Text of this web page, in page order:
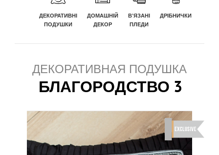
ДЕКОРАТИВНІ
ПОДУШКИ
ДОМАШНІЙ
ДЕКОР
В'ЯЗАНІ
ПЛЕДИ
ДРІБНИЧКИ
ДЕКОРАТИВНАЯ ПОДУШКА
БЛАГОРОДСТВО 3